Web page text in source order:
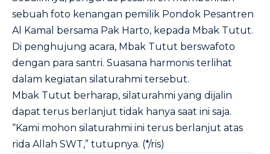
sebuah foto kenangan pemilik Pondok Pesantren
Al Kamal bersama Pak Harto, kepada Mbak Tutut.
Di penghujung acara, Mbak Tutut berswafoto
dengan para santri. Suasana harmonis terlihat
dalam kegiatan silaturahmi tersebut.
Mbak Tutut berharap, silaturahmi yang dijalin
dapat terus berlanjut tidak hanya saat ini saja.
“Kami mohon silaturahmi ini terus berlanjut atas
rida Allah SWT,” tutupnya. (*/ris)